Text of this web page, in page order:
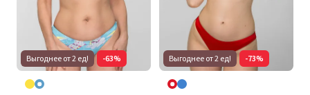
Выгоднее от 2 ед! -63% Выгоднее от 2 ед! -73%